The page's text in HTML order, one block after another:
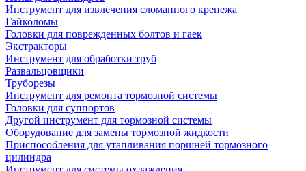
Инструмент для извлечения сломанного крепежа
Гайколомы
Головки для поврежденных болтов и гаек
Экстракторы
Инструмент для обработки труб
Развальцовщики
Труборезы
Инструмент для ремонта тормозной системы
Головки для суппортов
Другой инструмент для тормозной системы
Оборудование для замены тормозной жидкости
Приспособления для утапливания поршней тормозного
цилиндра